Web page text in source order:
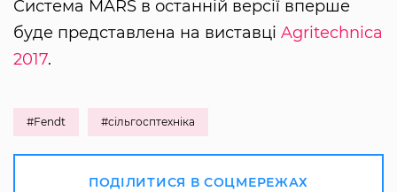
Система MARS в останній версії вперше
буде представлена на виставці Agritechnica
2017.
#Fendt #сільгосптехніка
ПОДІЛИТИСЯ В СОЦМЕРЕЖАХ